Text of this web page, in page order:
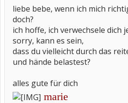
liebe bebe, wenn ich mich
doch?
ich hoffe, ich verwechsele dich
sorry, kann es sein,
dass du vielleicht durch das
und hände belastest?
alles gute für dich
marie